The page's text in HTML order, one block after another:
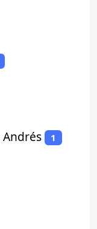
Andrés 1